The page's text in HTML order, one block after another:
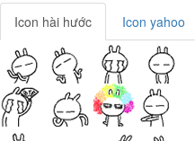
Icon hài hước Icon yahoo